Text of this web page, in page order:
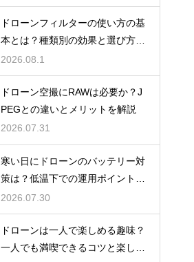
ドローンフィルターの使い方の基
本とは？種類別の効果と選び方を
解説
2026.08.1
ドローン空撮にRAWは必要か？J
PEGとの違いとメリットを解説
2026.07.31
寒い日にドローンのバッテリー対
策は？低温下での運用ポイントと
注意点
2026.07.30
ドローンは一人で楽しめる趣味？
一人でも満喫できるコツと楽しみ